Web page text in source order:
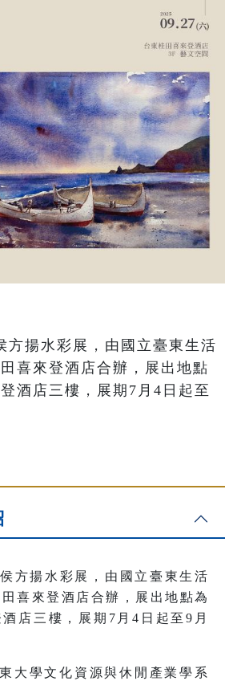
揚水彩展，由國立臺東生活
喜來登酒店合辦，展出地點
酒店三樓，展期7月4日起至
方揚水彩展
，由國立臺東生活
喜來登酒店合辦，展出地點為
店三樓，展期7月4日起至9月
大學文化資源與休閒產業學系